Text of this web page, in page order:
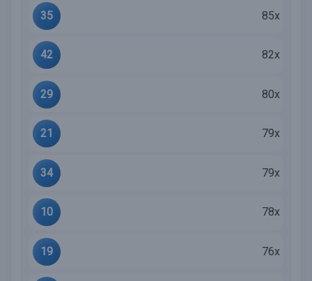
35 85x
42 82x
29 80x
21 79x
34 79x
10 78x
19 76x